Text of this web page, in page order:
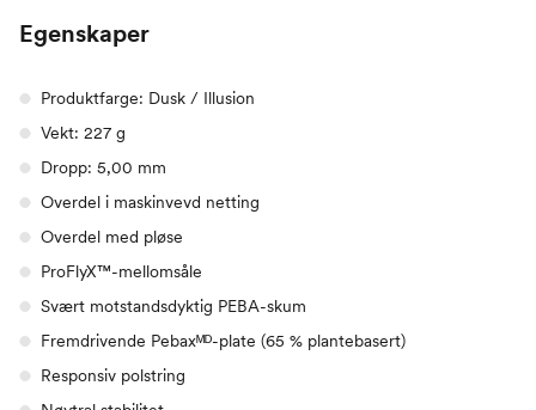
Egenskaper
Produktfarge: Dusk / Illusion
Vekt: 227 g
Dropp: 5,00 mm
Overdel i maskinvevd netting
Overdel med pløse
ProFlyX™-mellomsåle
Svært motstandsdyktig PEBA-skum
Fremdrivende Pebaxᴹᴰ-plate (65 % plantebasert)
Responsiv polstring